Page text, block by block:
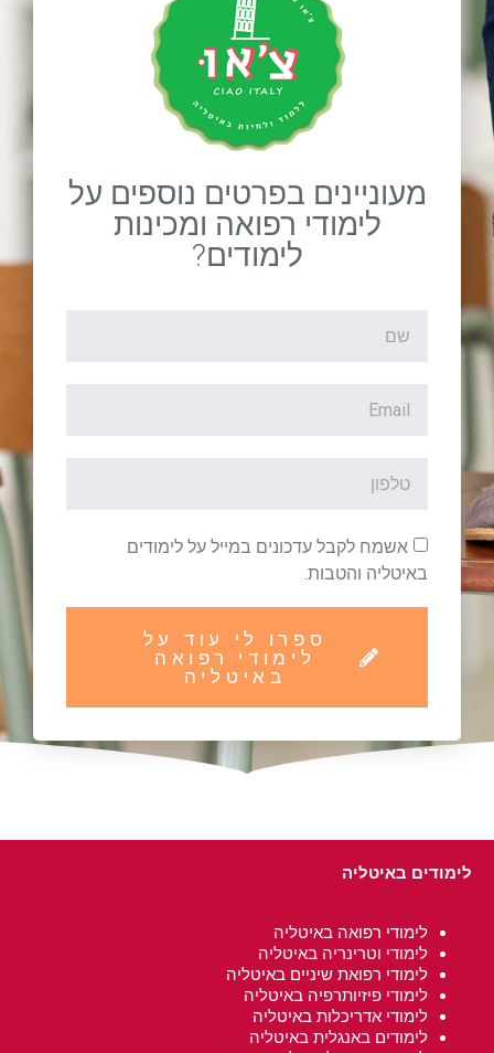
מעוניינים בפרטים נוספים על
לימודי רפואה ומכינות
לימודים?
אשמח לקבל עדכונים במייל על לימודים
באיטליה והטבות.
ספרו לי עוד על
לימודי רפואה
באיטליה
לימודים באיטליה
לימודי רפואה באיטליה
לימודי וטרינריה באיטליה
לימודי רפואת שיניים באיטליה
לימודי פיזיותרפיה באיטליה
לימודי אדריכלות באיטליה
לימודים באנגלית באיטליה